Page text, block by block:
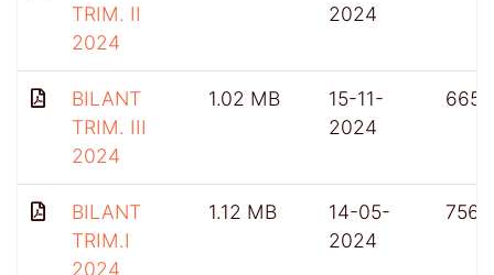
TRIM. II
2024
2024
BILANT
TRIM. III
2024
1.02 MB
15-11-
2024
665
BILANT
TRIM.I
2024
1.12 MB
14-05-
2024
756